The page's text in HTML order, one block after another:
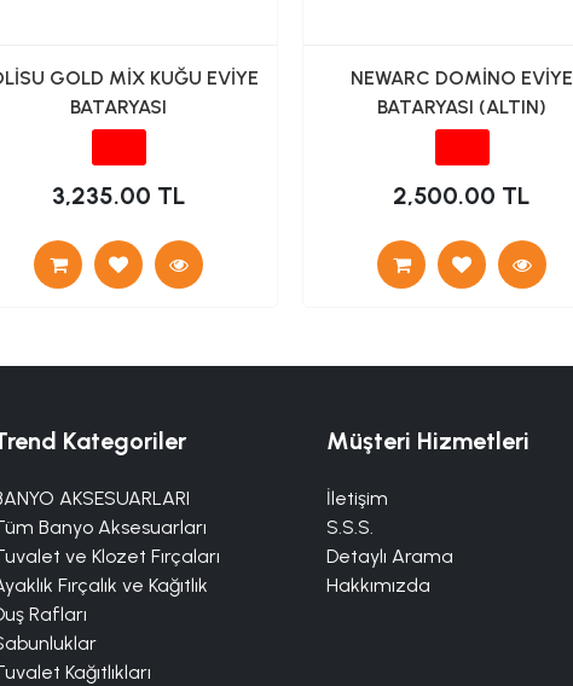
GOLD MİX KUĞU EVİYE
BATARYASI
3,235.00 TL
NEWARC DOMİNO EVİYE
BATARYASI (ALTIN)
2,500.00 TL
Kategoriler
AKSESUARLARI
Banyo Aksesuarları
ve Klozet Fırçaları
Fırçalık ve Kağıtlık
Rafları
Kağıtlıkları
Müşteri Hizmetleri
İletişim
S.S.S.
Detaylı Arama
Hakkımızda